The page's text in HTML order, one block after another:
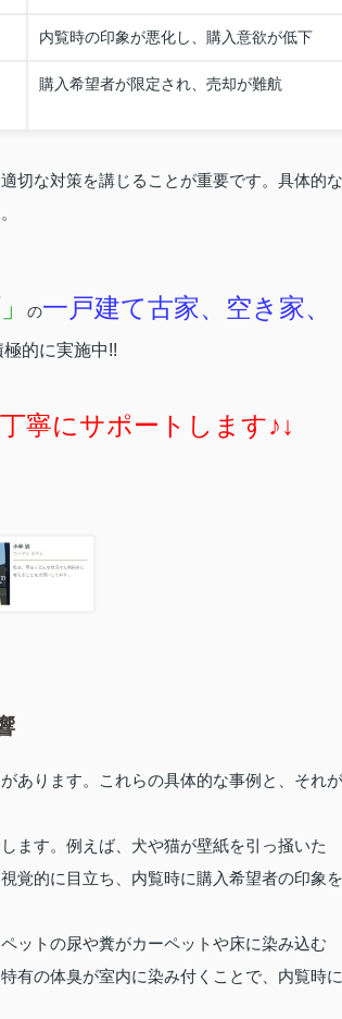
内覧時の印象が悪化し、購入意欲が低下
購入希望者が限定され、売却が難航
切な対策を講じることが重要です。具体的な
の一戸建て古家、空き家、
極的に実施中!!
寧にサポートします♪↓
あります。これらの具体的な事例と、それが
ます。例えば、犬や猫が壁紙を引っ掻いた
覚的に目立ち、内覧時に購入希望者の印象を
ットの尿や糞がカーペットや床に染み込む
有の体臭が室内に染み付くことで、内覧時に